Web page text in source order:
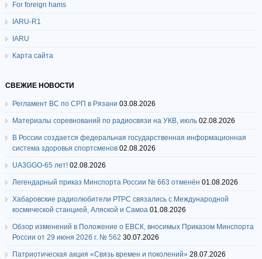
For foreign hams
IARU-R1
IARU
Карта сайта
СВЕЖИЕ НОВОСТИ
Регламент ВС по СРП в Рязани 03.08.2026
Материалы соревнований по радиосвязи на УКВ, июль 02.08.2026
В России создается федеральная государственная информационная
система здоровья спортсменов 02.08.2026
UA3GGO-65 лет! 02.08.2026
Легендарный приказ Минспорта России № 663 отменён 01.08.2026
Хабаровские радиолюбители РТРС связались с Международной
космической станцией, Аляской и Самоа 01.08.2026
Обзор изменений в Положение о ЕВСК, вносимых Приказом Минспорта
России от 29 июня 2026 г. № 562 30.07.2026
Патриотическая акция «Связь времен и поколений» 28.07.2026